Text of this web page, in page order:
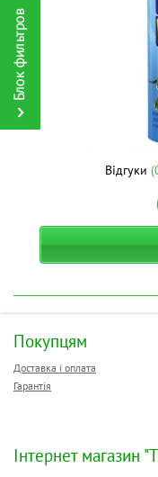
Відгуки
Покупцям
Доставка і оплата
Гарантія
Інтернет магазин